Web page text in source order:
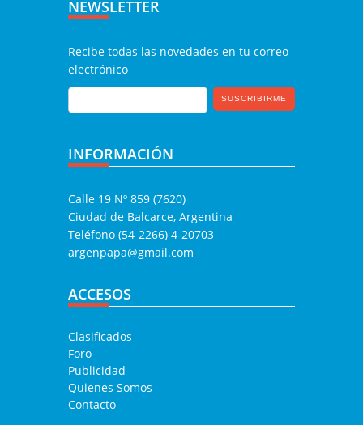
NEWSLETTER
Recibe todas las novedades en tu correo
electrónico
INFORMACIÓN
Calle 19 Nº 859 (7620)
Ciudad de Balcarce, Argentina
Teléfono (54-2266) 4-20703
argenpapa@gmail.com
ACCESOS
Clasificados
Foro
Publicidad
Quienes Somos
Contacto